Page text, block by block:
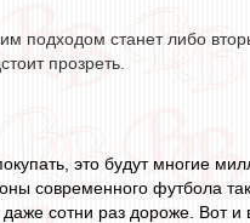
подходом станет либо
прозреть.
это будут многие
современного футбола
сотни раз дороже. Вот